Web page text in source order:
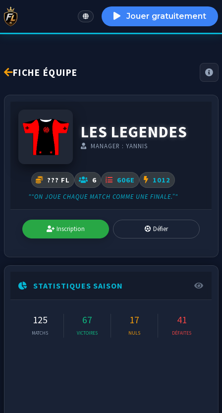
English Jouer gratuitement
FICHE ÉQUIPE
LES LEGENDES
MANAGER : YANNIS
??? FL 6 606E 1012
"“ON JOUE CHAQUE MATCH COMME UNE FINALE.”"
Inscription Défier
STATISTIQUES SAISON
125
MATCHS
67
VICTOIRES
17
NULS
41
DÉFAITES